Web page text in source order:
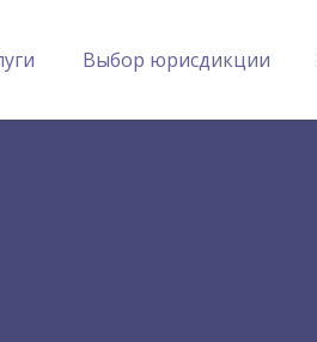
Выбор юрисдикции